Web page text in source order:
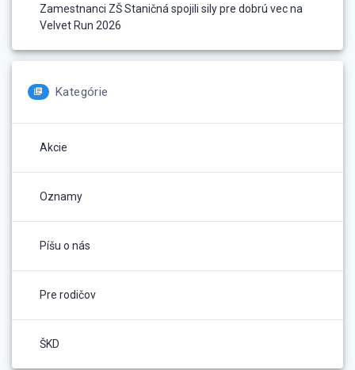
Zamestnanci ZŠ Staničná spojili sily pre dobrú vec na
Velvet Run 2026
Kategórie
Akcie
Oznamy
Píšu o nás
Pre rodičov
ŠKD